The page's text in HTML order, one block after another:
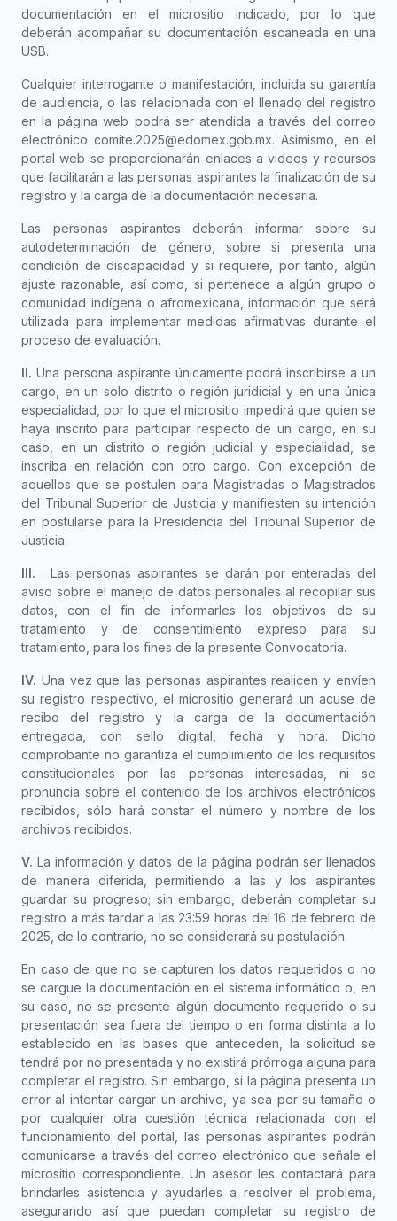
documentación en el micrositio indicado, por lo que
deberán acompañar su documentación escaneada en una
USB.
Cualquier interrogante o manifestación, incluida su garantía
de audiencia, o las relacionada con el llenado del registro
en la página web podrá ser atendida a través del correo
electrónico comite.2025@edomex.gob.mx. Asimismo, en el
portal web se proporcionarán enlaces a videos y recursos
que facilitarán a las personas aspirantes la finalización de su
registro y la carga de la documentación necesaria.
Las personas aspirantes deberán informar sobre su
autodeterminación de género, sobre si presenta una
condición de discapacidad y si requiere, por tanto, algún
ajuste razonable, así como, si pertenece a algún grupo o
comunidad indígena o afromexicana, información que será
utilizada para implementar medidas afirmativas durante el
proceso de evaluación.
II. Una persona aspirante únicamente podrá inscribirse a un
cargo, en un solo distrito o región juridicial y en una única
especialidad, por lo que el micrositio impedirá que quien se
haya inscrito para participar respecto de un cargo, en su
caso, en un distrito o región judicial y especialidad, se
inscriba en relación con otro cargo. Con excepción de
aquellos que se postulen para Magistradas o Magistrados
del Tribunal Superior de Justicia y manifiesten su intención
en postularse para la Presidencia del Tribunal Superior de
Justicia.
III. . Las personas aspirantes se darán por enteradas del
aviso sobre el manejo de datos personales al recopilar sus
datos, con el fin de informarles los objetivos de su
tratamiento y de consentimiento expreso para su
tratamiento, para los fines de la presente Convocatoria.
IV. Una vez que las personas aspirantes realicen y envíen
su registro respectivo, el micrositio generará un acuse de
recibo del registro y la carga de la documentación
entregada, con sello digital, fecha y hora. Dicho
comprobante no garantiza el cumplimiento de los requisitos
constitucionales por las personas interesadas, ni se
pronuncia sobre el contenido de los archivos electrónicos
recibidos, sólo hará constar el número y nombre de los
archivos recibidos.
V. La información y datos de la página podrán ser llenados
de manera diferida, permitiendo a las y los aspirantes
guardar su progreso; sin embargo, deberán completar su
registro a más tardar a las 23:59 horas del 16 de febrero de
2025, de lo contrario, no se considerará su postulación.
En caso de que no se capturen los datos requeridos o no
se cargue la documentación en el sistema informático o, en
su caso, no se presente algún documento requerido o su
presentación sea fuera del tiempo o en forma distinta a lo
establecido en las bases que anteceden, la solicitud se
tendrá por no presentada y no existirá prórroga alguna para
completar el registro. Sin embargo, si la página presenta un
error al intentar cargar un archivo, ya sea por su tamaño o
por cualquier otra cuestión técnica relacionada con el
funcionamiento del portal, las personas aspirantes podrán
comunicarse a través del correo electrónico que señale el
micrositio correspondiente. Un asesor les contactará para
brindarles asistencia y ayudarles a resolver el problema,
asegurando así que puedan completar su registro de